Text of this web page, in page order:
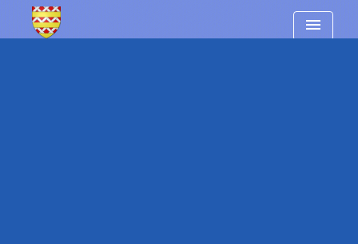
google-site-verification=8hg5-
qJZuVfus_ZeoWaXdEg2JPK7sUeTAJ-2xXQN8QI
menu